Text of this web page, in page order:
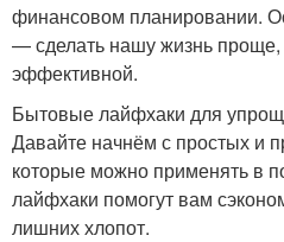
финансовом планировании.
— сделать нашу жизнь проще,
эффективной.
Бытовые лайфхаки для
Давайте начнём с простых и
которые можно применять в
лайфхаки помогут вам
лишних хлопот.